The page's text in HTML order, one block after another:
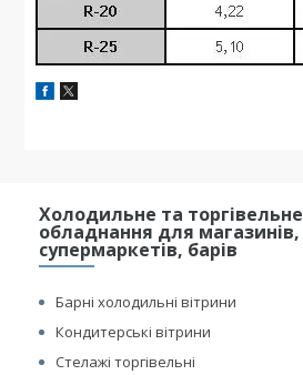
Холодильне та торгівельне
обладнання для магазинів,
супермаркетів, барів
Барні холодильні вітрини
Кондитерські вітрини
Стелажі торгівельні